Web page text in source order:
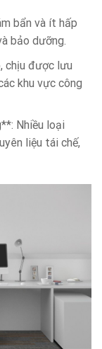
bẩn và ít hấp
bảo dưỡng.
chịu được lưu
khu vực công
Nhiều loại
liệu tái chế,